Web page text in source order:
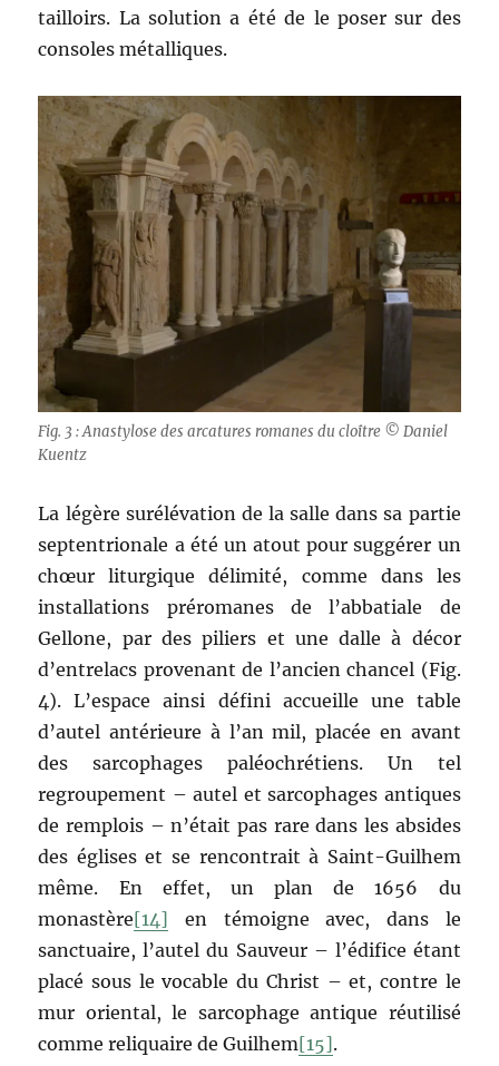
tailloirs. La solution a été de le poser sur des
consoles métalliques.
Fig. 3 : Anastylose des arcatures romanes du cloître © Daniel
Kuentz
La légère surélévation de la salle dans sa partie
septentrionale a été un atout pour suggérer un
chœur liturgique délimité, comme dans les
installations préromanes de l’abbatiale de
Gellone, par des piliers et une dalle à décor
d’entrelacs provenant de l’ancien chancel (Fig.
4). L’espace ainsi défini accueille une table
d’autel antérieure à l’an mil, placée en avant
des sarcophages paléochrétiens. Un tel
regroupement – autel et sarcophages antiques
de remplois – n’était pas rare dans les absides
des églises et se rencontrait à Saint-Guilhem
même. En effet, un plan de 1656 du
monastère[14] en témoigne avec, dans le
sanctuaire, l’autel du Sauveur – l’édifice étant
placé sous le vocable du Christ – et, contre le
mur oriental, le sarcophage antique réutilisé
comme reliquaire de Guilhem[15].